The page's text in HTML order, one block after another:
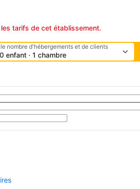
tarifs de cet établissement.
nombre d'hébergements et de clients
enfant · 1 chambre